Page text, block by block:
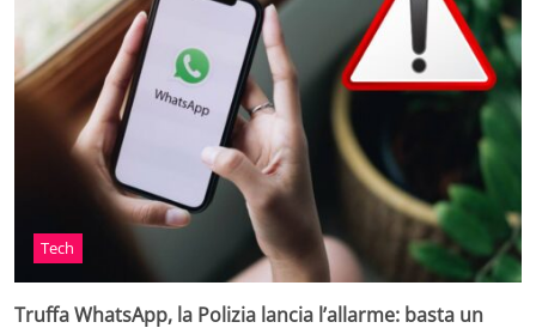
Tech
Truffa WhatsApp, la Polizia lancia l’allarme: basta un